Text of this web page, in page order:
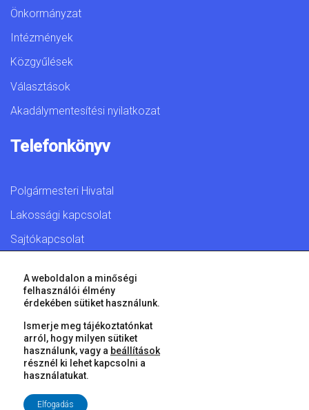
Önkormányzat
Intézmények
Közgyűlések
Választások
Akadálymentesítési nyilatkozat
Telefonkönyv
Polgármesteri Hivatal
Lakossági kapcsolat
Sajtókapcsolat
© 2026 Győr Megyei Jogú Város • Minden jog fenntartva!
A weboldalon a minőségi
felhasználói élmény
érdekében sütiket használunk.
Ismerje meg tájékoztatónkat
arról, hogy milyen sütiket
használunk, vagy a beállítások
résznél ki lehet kapcsolni a
használatukat.
Elfogadás